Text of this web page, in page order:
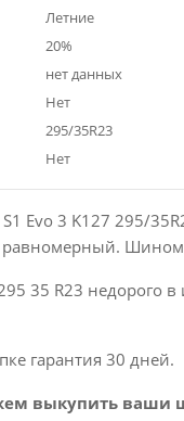
Летние
20%
нет данных
Нет
295/35R23
Нет
S1 Evo 3 K127 295/
равномерный.
35 R23 недорого в
гарантия 30 дней.
выкупить ваши